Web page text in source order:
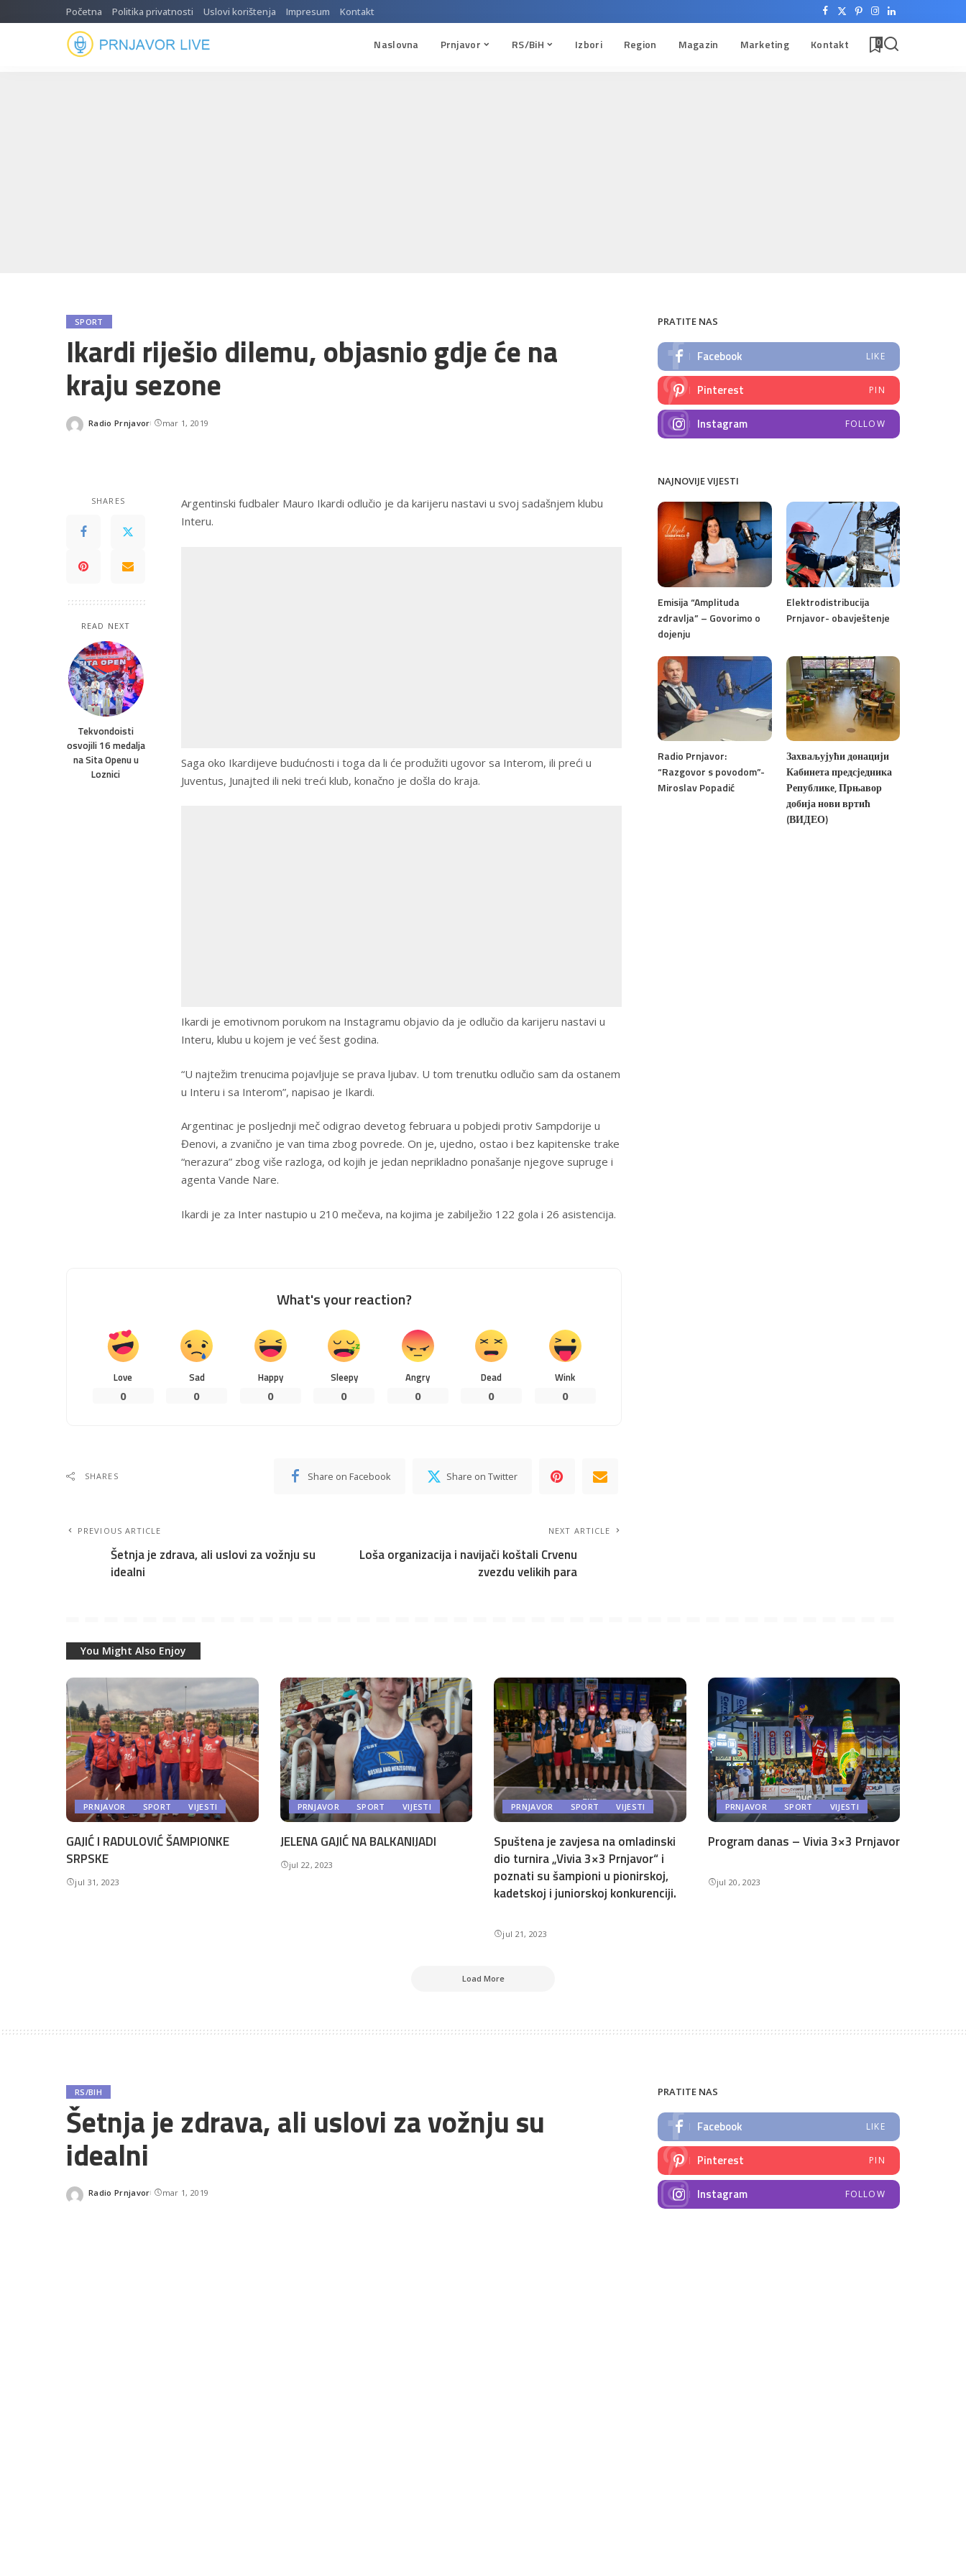
Početna Politika privatnosti Uslovi korištenja Impresum Kontakt
Naslovna Prnjavor RS/BiH Izbori Region Magazin Marketing Kontakt 0
SPORT
Ikardi riješio dilemu, objasnio gdje će na
kraju sezone
Posted
Radio Prnjavor mar 1, 2019
SHARES
READ NEXT
Tekvondoisti
osvojili 16 medalja
na Sita Openu u
Loznici
Argentinski fudbaler Mauro Ikardi odlučio je da karijeru nastavi u svoj sadašnjem klubu
Interu.
Saga oko Ikardijeve budućnosti i toga da li će produžiti ugovor sa Interom, ili preći u
Juventus, Junajted ili neki treći klub, konačno je došla do kraja.
Ikardi je emotivnom porukom na Instagramu objavio da je odlučio da karijeru nastavi u
Interu, klubu u kojem je već šest godina.
“U najtežim trenucima pojavljuje se prava ljubav. U tom trenutku odlučio sam da ostanem
u Interu i sa Interom”, napisao je Ikardi.
Argentinac je posljednji meč odigrao devetog februara u pobjedi protiv Sampdorije u
Đenovi, a zvanično je van tima zbog povrede. On je, ujedno, ostao i bez kapitenske trake
“nerazura” zbog više razloga, od kojih je jedan neprikladno ponašanje njegove supruge i
agenta Vande Nare.
Ikardi je za Inter nastupio u 210 mečeva, na kojima je zabilježio 122 gola i 26 asistencija.
What's your reaction?
Love
0
Sad
0
Happy
0
Sleepy
0
Angry
0
Dead
0
Wink
0
SHARES Share on Facebook Share on Twitter
PREVIOUS ARTICLE
Šetnja je zdrava, ali uslovi za vožnju su
idealni
NEXT ARTICLE
Loša organizacija i navijači koštali Crvenu
zvezdu velikih para
PRATITE NAS
Facebook LIKE
Pinterest PIN
Instagram FOLLOW
NAJNOVIJE VIJESTI
Emisija “Amplituda
zdravlja” – Govorimo o
dojenju
Elektrodistribucija
Prnjavor- obavještenje
Radio Prnjavor:
“Razgovor s povodom”-
Miroslav Popadić
Захваљујући донацији
Кабинета предсједника
Републике, Прњавор
добија нови вртић
(ВИДЕО)
You Might Also Enjoy
PRNJAVOR SPORT VIJESTI
GAJIĆ I RADULOVIĆ ŠAMPIONKE
SRPSKE
jul 31, 2023
PRNJAVOR SPORT VIJESTI
JELENA GAJIĆ NA BALKANIJADI
jul 22, 2023
PRNJAVOR SPORT VIJESTI
Spuštena je zavjesa na omladinski
dio turnira „Vivia 3×3 Prnjavor“ i
poznati su šampioni u pionirskoj,
kadetskoj i juniorskoj konkurenciji.
jul 21, 2023
PRNJAVOR SPORT VIJESTI
Program danas – Vivia 3×3 Prnjavor
jul 20, 2023
Load More
RS/BIH
Šetnja je zdrava, ali uslovi za vožnju su
idealni
Posted
Radio Prnjavor mar 1, 2019
PRATITE NAS
Facebook LIKE
Pinterest PIN
Instagram FOLLOW